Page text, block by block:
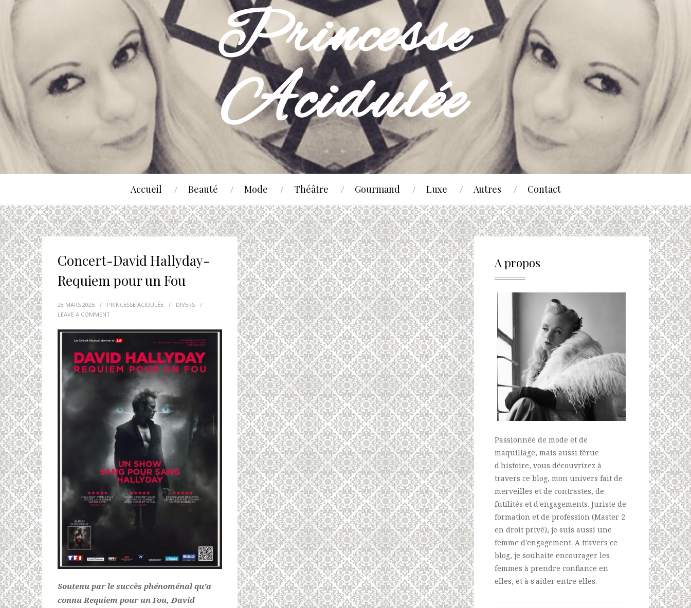
Accueil Beauté Mode Théâtre Gourmand Luxe Autres Contact
Concert-David Hallyday-
Requiem pour un Fou
28 MARS 2025 / PRINCESSE ACIDULÉE / DIVERS
/
LEAVE A COMMENT
Soutenu par le succès phénoménal qu’a
connu Requiem pour un Fou, David
A propos
Passionnée de mode et de
maquillage, mais aussi férue
d'histoire, vous découvrirez à
travers ce blog, mon univers fait de
merveilles et de contrastes, de
futilités et d'engagements. Juriste de
formation et de profession (Master 2
en droit privé), je suis aussi une
femme d'engagement. A travers ce
blog, je souhaite encourager les
femmes à prendre confiance en
elles, et à s'aider entre elles.